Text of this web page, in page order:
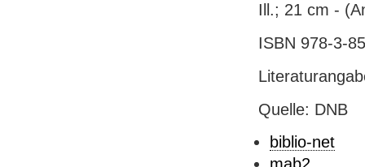
Ill.; 21 cm -
ISBN 978-3-
Quelle: DNB
biblio-net